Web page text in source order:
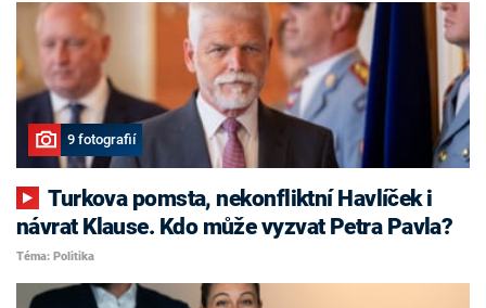
9 fotografií
Turkova pomsta, nekonfliktní Havlíček i
návrat Klause. Kdo může vyzvat Petra Pavla?
Téma: Politika